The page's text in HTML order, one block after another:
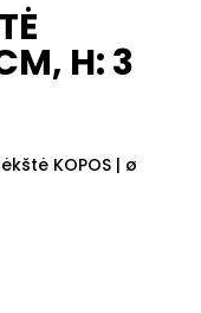
H: 3
KOPOS | ø